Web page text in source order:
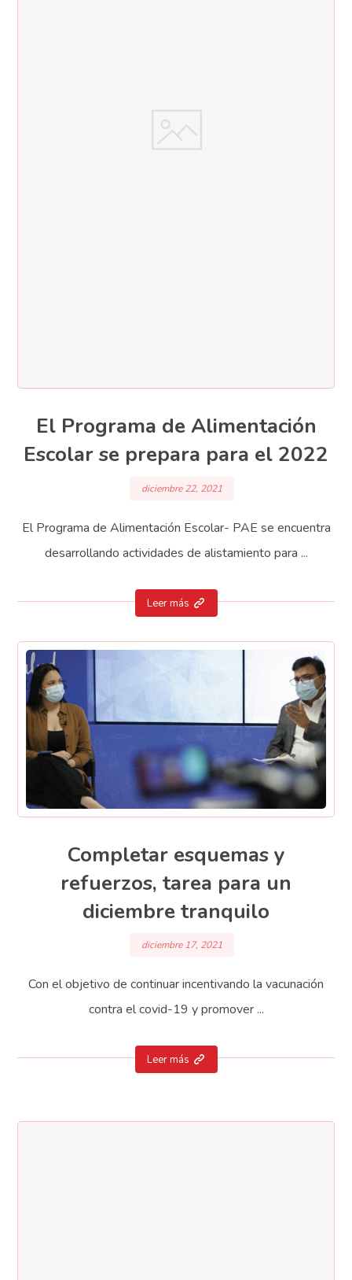
El Programa de Alimentación
Escolar se prepara para el 2022
diciembre 22, 2021
El Programa de Alimentación Escolar- PAE se encuentra
desarrollando actividades de alistamiento para ...
Leer más
Completar esquemas y
refuerzos, tarea para un
diciembre tranquilo
diciembre 17, 2021
Con el objetivo de continuar incentivando la vacunación
contra el covid-19 y promover ...
Leer más